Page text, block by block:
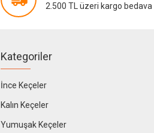
2.500 TL üzeri kargo bedava
Kategoriler
İnce Keçeler
Kalın Keçeler
Yumuşak Keçeler